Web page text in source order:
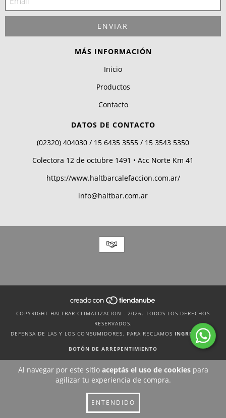
Al navegar por este sitio aceptás el uso de cookiespara
agilizar tu experiencia de compra.
ENTENDIDO
MÁS INFORMACIÓN
Inicio
Productos
Contacto
DATOS DE CONTACTO
(02320) 404030 / 15 6435 3555 / 15 3543 5350
Colectora 12 de octubre 1491 • Acc Norte Km 41
https://www.haltbarcalefaccion.com.ar/
info@haltbar.com.ar
COPYRIGHT HALTBAR CLIMATIZACION - 2026. TODOS LOS DERECHOS
RESERVADOS.
DEFENSA DE LAS Y LOS CONSUMIDORES. PARA RECLAMOS INGRESÁ ACÁ.
BOTÓN DE ARREPENTIMIENTO